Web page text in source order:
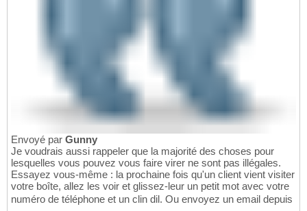
Envoyé par Gunny
Je voudrais aussi rappeler que la majorité des choses pour
lesquelles vous pouvez vous faire virer ne sont pas illégales.
Essayez vous-même : la prochaine fois qu'un client vient visiter
votre boîte, allez les voir et glissez-leur un petit mot avec votre
numéro de téléphone et un clin dil. Ou envoyez un email depuis